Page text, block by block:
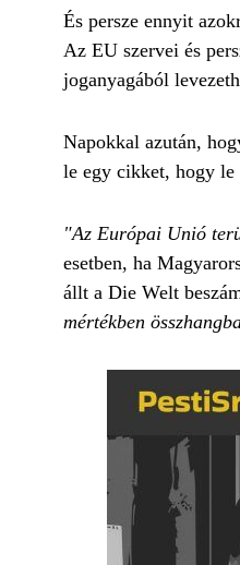
És persze ennyit
Az EU szervei és
joganyagából
Napokkal azután,
le egy cikket, hogy le
"Az Európai Unió
esetben, ha
állt a Die Welt
mértékben